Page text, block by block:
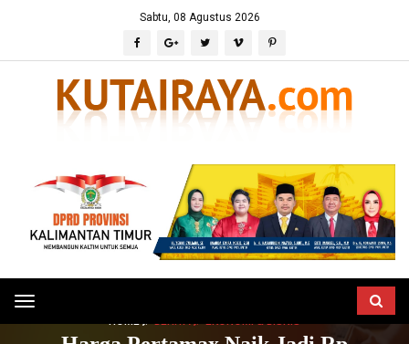
Sabtu, 08 Agustus 2026
Toggle
navigation